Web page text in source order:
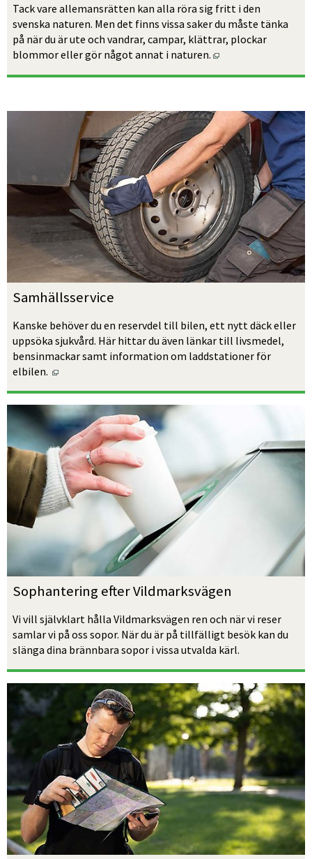
Tack vare allemansrätten kan alla röra sig fritt i den
svenska naturen. Men det finns vissa saker du måste tänka
på när du är ute och vandrar, campar, klättrar, plockar
blommor eller gör något annat i naturen.
Samhällsservice
Kanske behöver du en reservdel till bilen, ett nytt däck eller
uppsöka sjukvård. Här hittar du även länkar till livsmedel,
bensinmackar samt information om laddstationer för
elbilen.
Sophantering efter Vildmarksvägen
Vi vill självklart hålla Vildmarksvägen ren och när vi reser
samlar vi på oss sopor. När du är på tillfälligt besök kan du
slänga dina brännbara sopor i vissa utvalda kärl.